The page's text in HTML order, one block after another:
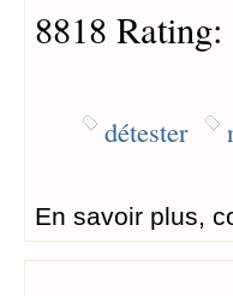
8818 Rating:
détester
En savoir plus,